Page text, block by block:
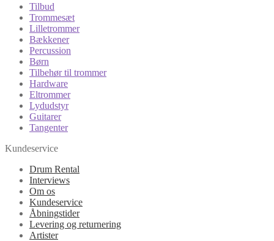
Tilbud
Trommesæt
Lilletrommer
Bækkener
Percussion
Børn
Tilbehør til trommer
Hardware
Eltrommer
Lydudstyr
Guitarer
Tangenter
Kundeservice
Drum Rental
Interviews
Om os
Kundeservice
Åbningstider
Levering og returnering
Artister